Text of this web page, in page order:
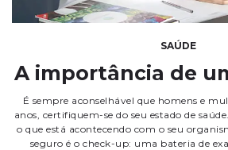
SAÚDE
A importância de
É sempre aconselhável que homens e
anos, certifiquem-se do seu estado de
o que está acontecendo com o seu
seguro é o check-up: uma bateria de